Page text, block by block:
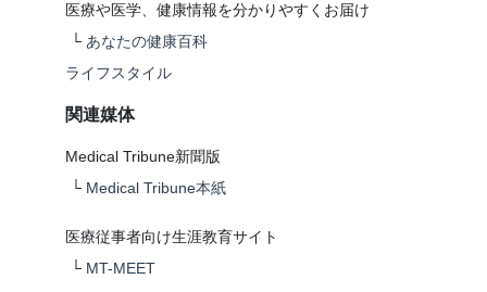
医療や医学、健康情報を分かりやすくお届け
└ あなたの健康百科
ライフスタイル
関連媒体
Medical Tribune新聞版
└ Medical Tribune本紙
医療従事者向け生涯教育サイト
└ MT-MEET